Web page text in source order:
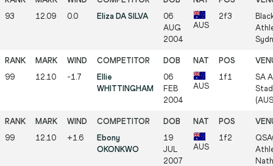
93 12.09 0.0 Eliza DA SILVA
06
AUG
2004
AUS
2f3
99 12.10 -1.7
Ellie
WHITTINGHAM
06
FEB
2004
AUS
1f1
SA
99 12.10 +1.6
Ebony
OKONKWO
19
JUL
2007
AUS
1f2